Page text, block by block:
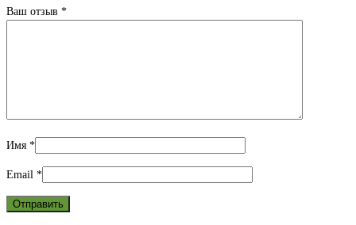
Ваш отзыв *
Имя *
Email *